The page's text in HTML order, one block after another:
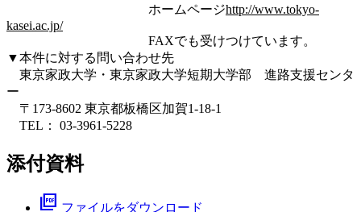
ホームページhttp://www.tokyo-
kasei.ac.jp/
FAXでも受けつけています。
▼本件に対する問い合わせ先
東京家政大学・東京家政大学短期大学部 進路支援センタ
ー
〒173-8602 東京都板橋区加賀1-18-1
TEL： 03-3961-5228
添付資料
picture_as_pdf ファイルをダウンロード